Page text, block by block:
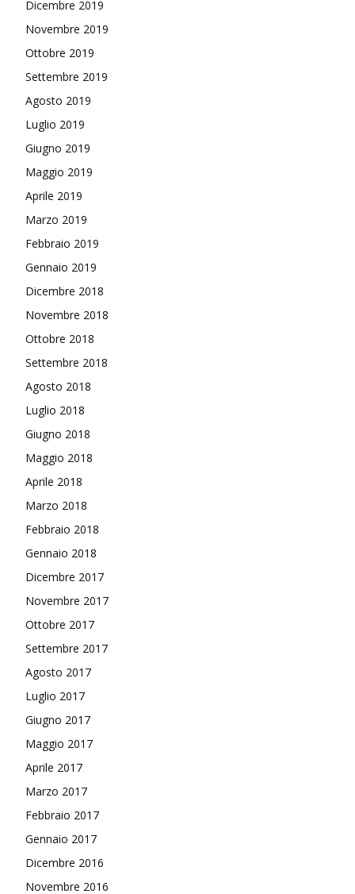
Dicembre 2019
Novembre 2019
Ottobre 2019
Settembre 2019
Agosto 2019
Luglio 2019
Giugno 2019
Maggio 2019
Aprile 2019
Marzo 2019
Febbraio 2019
Gennaio 2019
Dicembre 2018
Novembre 2018
Ottobre 2018
Settembre 2018
Agosto 2018
Luglio 2018
Giugno 2018
Maggio 2018
Aprile 2018
Marzo 2018
Febbraio 2018
Gennaio 2018
Dicembre 2017
Novembre 2017
Ottobre 2017
Settembre 2017
Agosto 2017
Luglio 2017
Giugno 2017
Maggio 2017
Aprile 2017
Marzo 2017
Febbraio 2017
Gennaio 2017
Dicembre 2016
Novembre 2016